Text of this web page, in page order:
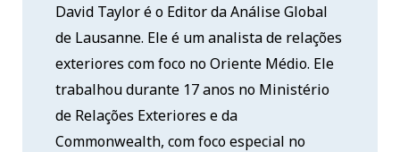
David Taylor é o Editor da Análise Global
de Lausanne. Ele é um analista de relações
exteriores com foco no Oriente Médio. Ele
trabalhou durante 17 anos no Ministério
de Relações Exteriores e da
Commonwealth, com foco especial no